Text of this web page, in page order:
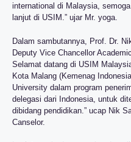
international di Malaysia,
lanjut di USIM.” ujar Mr. yoga.
Dalam sambutannya, Prof. Dr.
Deputy Vice Chancellor
Selamat datang di USIM
Kota Malang (Kemenag
University dalam program
delegasi dari Indonesia, untuk
dibidang pendidikan.” ucap Nik
Canselor.